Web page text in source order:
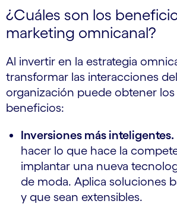
¿Cuáles son los
marketing omnicanal?
Al invertir en la estrategia
transformar las interacciones
organización puede obtener los
beneficios:
Inversiones más inteligentes.
hacer lo que hace la
implantar una nueva
de moda. Aplica soluciones
y que sean extensibles.